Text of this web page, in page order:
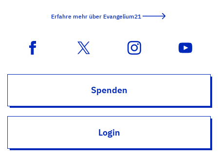
Erfahre mehr über Evangelium21
Spenden
Login